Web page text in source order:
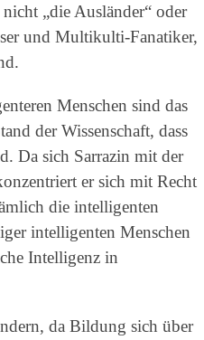
„die Ausländer“ oder
und Multikulti-Fanatiker,
Menschen sind das
der Wissenschaft, dass
Da sich Sarrazin mit der
er sich mit Recht
die intelligenten
intelligenten Menschen
Intelligenz in
da Bildung sich über